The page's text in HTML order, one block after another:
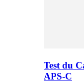
Test du
APS-C